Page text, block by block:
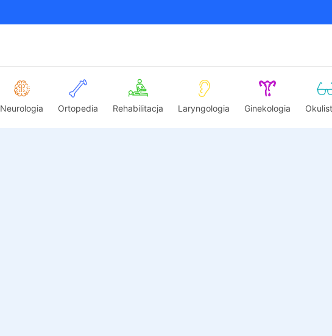
Neurologia Ortopedia Rehabilitacja Laryngologia Ginekologia